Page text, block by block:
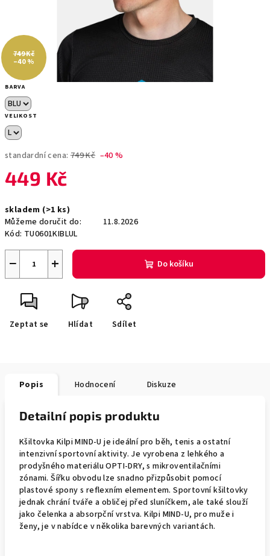
BARVA
VELIKOST
standardní cena: 749 Kč –40 %
449 Kč
cena:
skladem (>1 ks)
Můžeme doručit do:
11.8.2026
Kód: TU0601KIBLUL
+
− Do košíku
Zeptat se Hlídat Sdílet
749 Kč
–40 %
Popis Hodnocení Diskuze
Detailní popis produktu
Kšiltovka Kilpi MIND-U je ideální pro běh, tenis a ostatní
intenzivní sportovní aktivity. Je vyrobena z lehkého a
prodyšného materiálu OPTI-DRY, s mikroventilačními
zónami. Šířku obvodu lze snadno přizpůsobit pomocí
plastové spony s reflexním elementem. Sportovní kšiltovky
jednak chrání tváře a obličej před sluníčkem, ale také slouží
jako čelenka a absorpční vrstva. Kilpi MIND-U, pro muže i
ženy, je v nabídce v několika barevných variantách.